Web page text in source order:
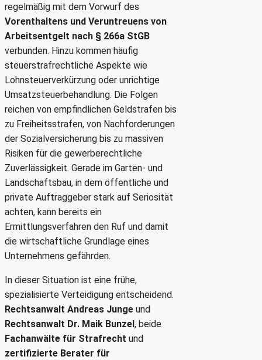
regelmäßig mit dem Vorwurf des
Vorenthaltens und Veruntreuens von
Arbeitsentgelt nach § 266a StGB
verbunden. Hinzu kommen häufig
steuerstrafrechtliche Aspekte wie
Lohnsteuerverkürzung oder unrichtige
Umsatzsteuerbehandlung. Die Folgen
reichen von empfindlichen Geldstrafen bis
zu Freiheitsstrafen, von Nachforderungen
der Sozialversicherung bis zu massiven
Risiken für die gewerberechtliche
Zuverlässigkeit. Gerade im Garten- und
Landschaftsbau, in dem öffentliche und
private Auftraggeber stark auf Seriosität
achten, kann bereits ein
Ermittlungsverfahren den Ruf und damit
die wirtschaftliche Grundlage eines
Unternehmens gefährden.
In dieser Situation ist eine frühe,
spezialisierte Verteidigung entscheidend.
Rechtsanwalt Andreas Junge und
Rechtsanwalt Dr. Maik Bunzel, beide
Fachanwälte für Strafrecht und
zertifizierte Berater für